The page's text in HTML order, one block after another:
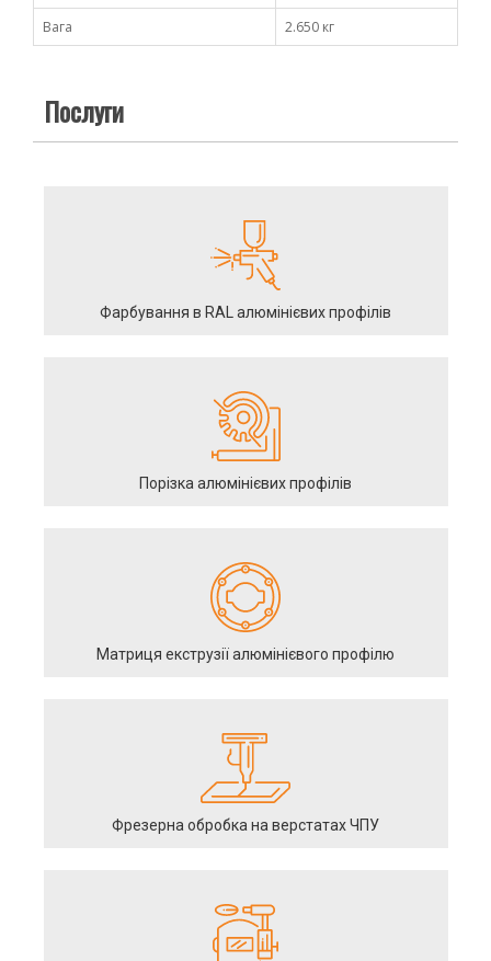
Вага
2.650 кг
Послуги
Фарбування в RAL алюмінієвих профілів
Порізка алюмінієвих профілів
Матриця екструзії алюмінієвого профілю
Фрезерна обробка на верстатах ЧПУ